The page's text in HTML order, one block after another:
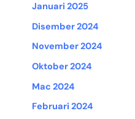
Januari 2025
Disember 2024
November 2024
Oktober 2024
Mac 2024
Februari 2024